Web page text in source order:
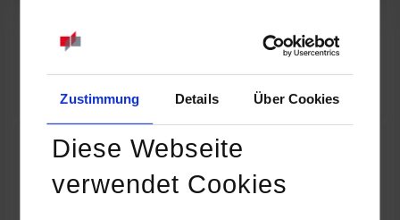
Zustimmung Details Über Cookies
Diese Webseite
verwendet Cookies
Online INDIS-Infoveranstaltung für Studierende
Zum Event
Technologietag: Clean Urban Transportation –
nachhaltige Mobilität im (sub)urbanen Umfeld